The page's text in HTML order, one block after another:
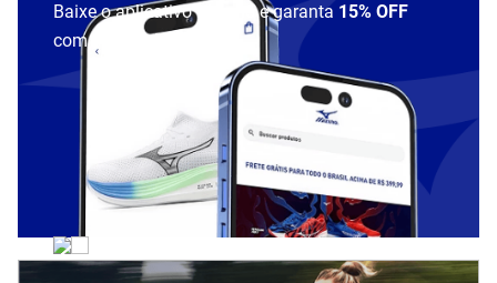
Baixe o aplicativo Mizuno e garanta 15% OFF
com cupomAPP15